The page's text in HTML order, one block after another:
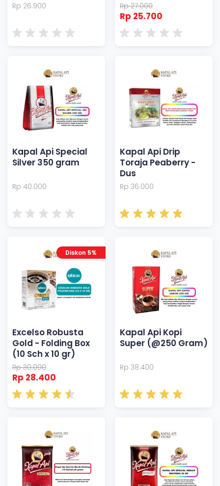
Rp 26.900 Rp 27.000
Rp 25.700
Kapal Api Special
Silver 350 gram
Rp 40.000
Kapal Api Drip
Toraja Peaberry -
Dus
Rp 36.000
Diskon 5%
Excelso Robusta
Gold - Folding Box
(10 Sch x 10 gr)
Rp 30.000
Rp 28.400
Kapal Api Kopi
Super (@250 Gram)
Rp 38.400